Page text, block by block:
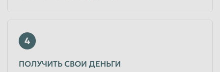
4
ПОЛУЧИТЬ СВОИ ДЕНЬГИ